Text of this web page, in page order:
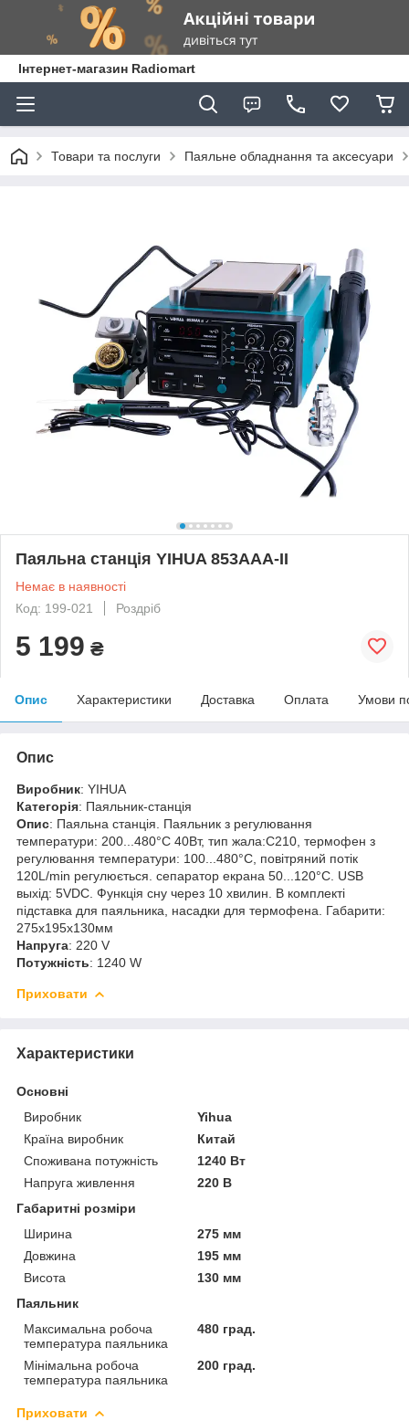
Інтернет-магазин Radiomart
Товари та послуги Паяльне обладнання та аксесуари
Паяльна станція YIHUA 853AAA-II
Немає в наявності
Код: 199-021
Роздріб
5 199 ₴
Опис Характеристики Доставка Оплата Умови
Опис
Виробник: YIHUA
Категорія: Паяльник-станція
Опис: Паяльна станція. Паяльник з регулювання
температури: 200...480°C 40Вт, тип жала:C210, термофен з
регулювання температури: 100...480°C, повітряний потік
120L/min регулюється. сепаратор екрана 50...120°C. USB
выхід: 5VDC. Функція сну через 10 хвилин. В комплекті
підставка для паяльника, насадки для термофена. Габарити:
275x195x130мм
Напруга: 220 V
Потужність: 1240 W
Приховати
Характеристики
Основні
Виробник
Yihua
Країна виробник
Китай
Споживана потужність
1240 Вт
Напруга живлення
220 В
Габаритні розміри
Ширина
275 мм
Довжина
195 мм
Висота
130 мм
Паяльник
Максимальна робоча
температура паяльника
480 град.
Мінімальна робоча
температура паяльника
200 град.
Приховати